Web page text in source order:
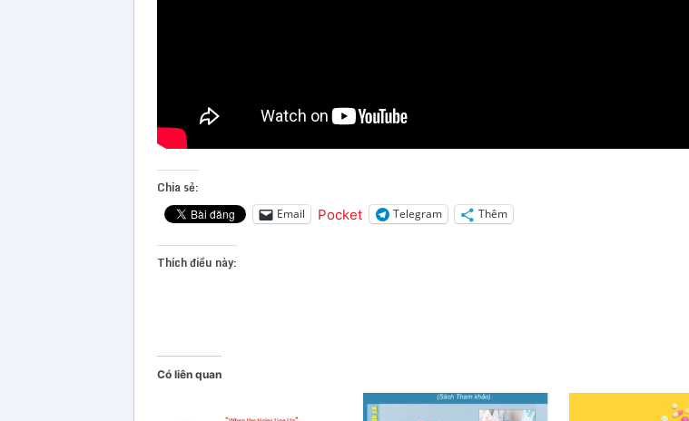
Chia sẻ:
Email Pocket Telegram Thêm
Thích điều này:
Có liên quan